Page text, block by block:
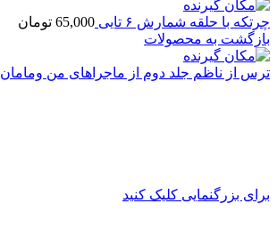
چرتکه با حلقه شمارش ۶ تایی 65,000 تومان
بازگشت به محصولات
ترس از ناظم جلد دوم از ماجراهای من ومامان
برای بزرگنمایی کلیک کنید